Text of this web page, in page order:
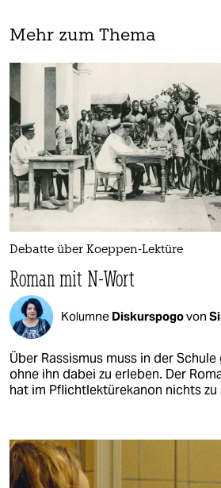
Mehr zum Thema
Debatte über Koeppen-Lektüre
Roman mit N-Wort
Kolumne Diskurspogovon
Über Rassismus muss in der
ohne ihn dabei zu erleben. Der
hat im Pflichtlektürekanon nichts zu